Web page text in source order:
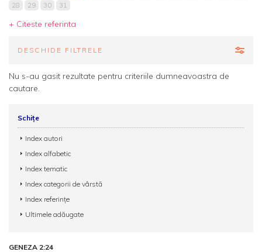
28
29 30 31
+ Citeste referinta
DESCHIDE FILTRELE
Nu s-au gasit rezultate pentru criteriile dumneavoastra de
cautare.
Schițe
Index autori
Index alfabetic
Index tematic
Index categorii de vârstă
Index referințe
Ultimele adăugate
GENEZA 2:24